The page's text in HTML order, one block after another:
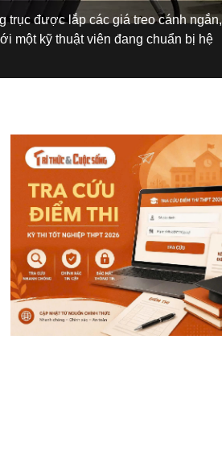
trục được lắp các giá treo cánh ngắn,
một kỹ thuật viên đang chuẩn bị hệ